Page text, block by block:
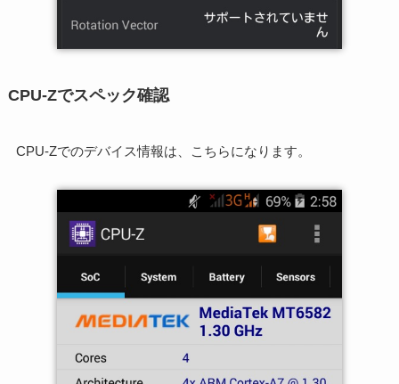
CPU-Zでスペック確認
CPU-Zでのデバイス情報は、こちらになります。